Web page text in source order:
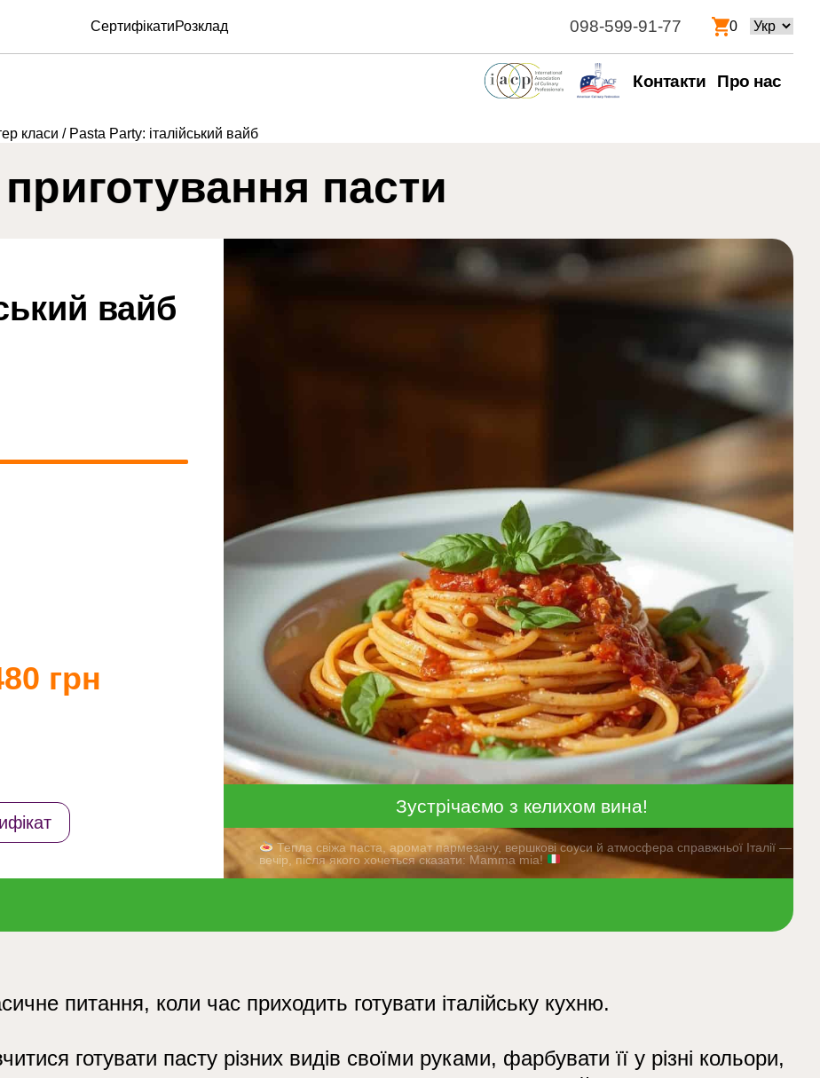
СертифікатиРозклад 098-599-91-77 0
Вибрати
Контакти Про нас
класи / Pasta Party: італійський вайб
пасти
вайб
грн
Зустрічаємо з келихом вина!
Тепла свіжа паста, аромат пармезану, вершкові соуси й атмосфера справжньої Італії —
вечір, після якого хочеться сказати: Mamma mia!
питання, коли час приходить готувати італійську кухню.
готувати пасту різних видів своїми руками, фарбувати її у різні кольори,